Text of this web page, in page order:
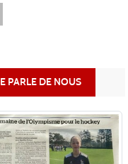
PARLE DE NOUS